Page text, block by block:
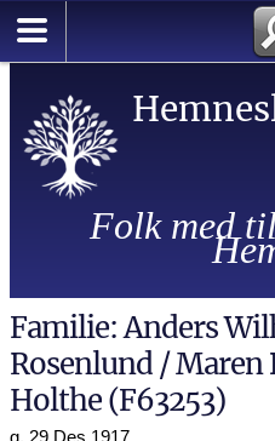
Folk med
Familie: Anders
Rosenlund / Maren
Holthe (F63253)